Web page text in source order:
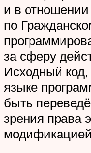
и в
по
за сферу
Исходный
языке
быть
зрения права